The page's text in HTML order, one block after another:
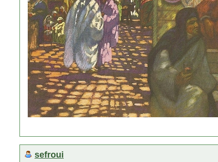
sefroui